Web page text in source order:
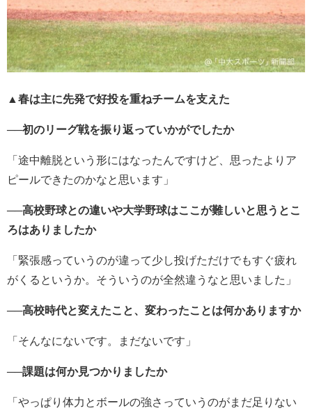
▲春は主に先発で好投を重ねチームを支えた
──初のリーグ戦を振り返っていかがでしたか
「途中離脱という形にはなったんですけど、思ったよりア
ピールできたのかなと思います」
──高校野球との違いや大学野球はここが難しいと思うとこ
ろはありましたか
「緊張感っていうのが違って少し投げただけでもすぐ疲れ
がくるというか。そういうのが全然違うなと思いました」
──高校時代と変えたこと、変わったことは何かありますか
「そんなにないです。まだないです」
──課題は何か見つかりましたか
「やっぱり体力とボールの強さっていうのがまだ足りない